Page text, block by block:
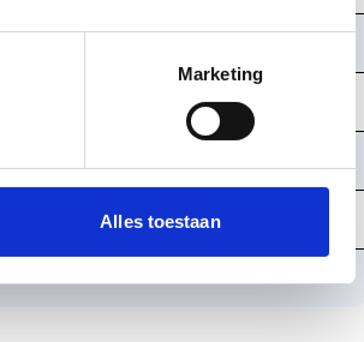
Marketing
Alles toestaan